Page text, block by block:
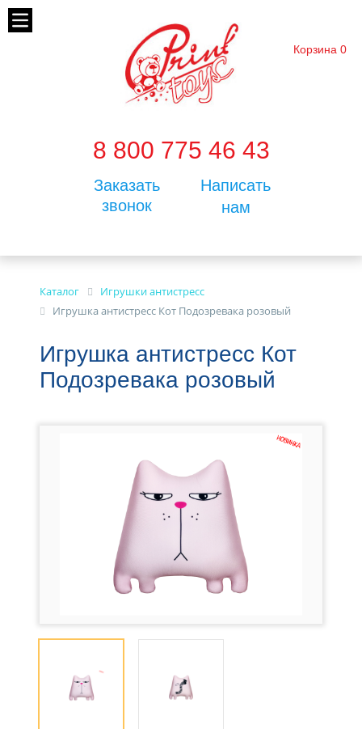
8 800 775 46 43
Заказать
звонок
Написать
нам
Корзина 0
Каталог
Игрушки антистресс
Игрушка антистресс Кот Подозревака розовый
Игрушка антистресс Кот
Подозревака розовый